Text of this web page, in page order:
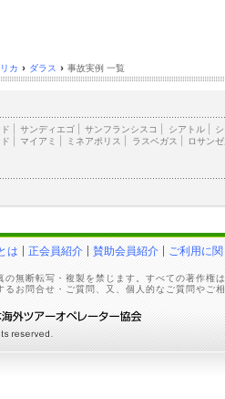
カ › ダラス › 事故実例 一覧
サンディエゴ サンフランシスコ シアトル|
マイアミ ミネアポリス ラスベガス ロサン
は 正会員紹介 賛助会員紹介 ご利用に
の無断転写・複製を禁じます。すべての著作権
るお問合せ・ご質問、又、個人的なご質問やご